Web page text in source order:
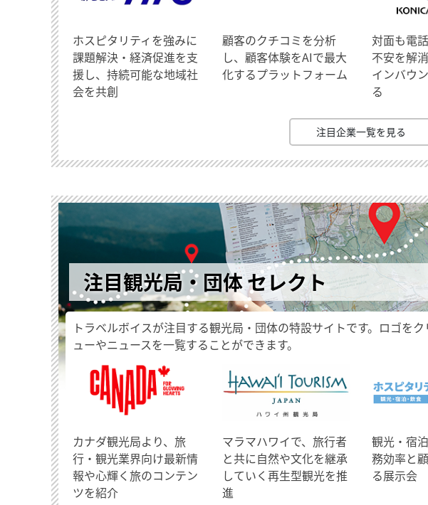
ホスピタリティを強みに
課題解決・経済促進を支
援し、持続可能な地域社
会を共創
顧客のクチコミを分析
し、顧客体験をAIで最大
化するプラットフォーム
対面も電
不安を解
インバウ
る
注目企業一覧を見る
注目観光局・団体 セレクト
トラベルボイスが注目する観光局・団体の特設サイトです。ロゴを
ューやニュースを一覧することができます。
​カナダ観光局より、旅
行・観光業界向け最新情
報や心輝く旅のコンテン
ツを紹介
マラマハワイで、旅行者
と共に自然や文化を継承
していく再生型観光を推
進
観光・宿
務効率と
る展示会